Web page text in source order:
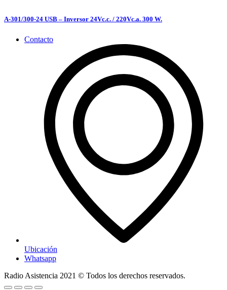
A-301/300-24 USB – Inversor 24Vc.c. / 220Vc.a. 300 W.
Contacto
Ubicación
Whatsapp
Radio Asistencia 2021 © Todos los derechos reservados.